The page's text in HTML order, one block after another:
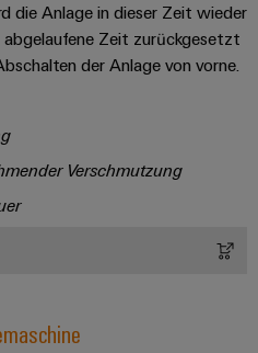
Produktinnovationen
die Anlage in dieser Zeit wieder
Zeit zurückgesetzt
der Anlage von vorne.
Verschmutzung